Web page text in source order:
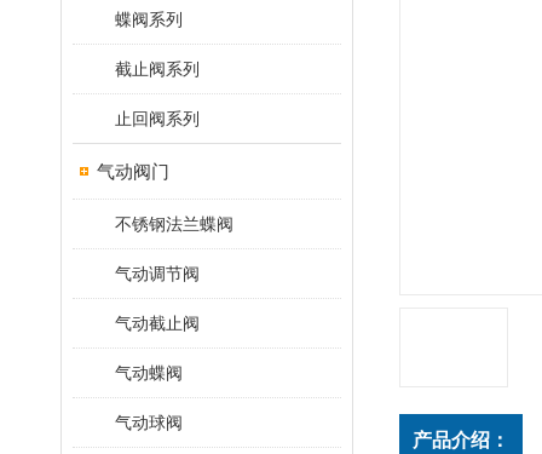
蝶阀系列
截止阀系列
止回阀系列
气动阀门
不锈钢法兰蝶阀
气动调节阀
气动截止阀
气动蝶阀
气动球阀
产品介绍：